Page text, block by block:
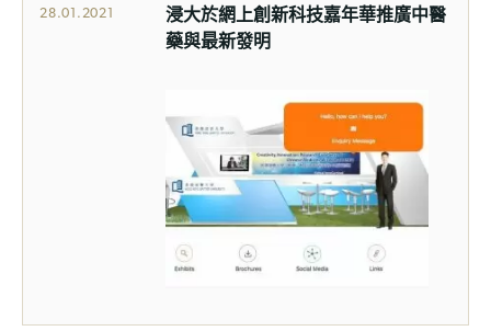
28.01.2021
浸大於網上創新科技嘉年華推廣中醫
藥與最新發明